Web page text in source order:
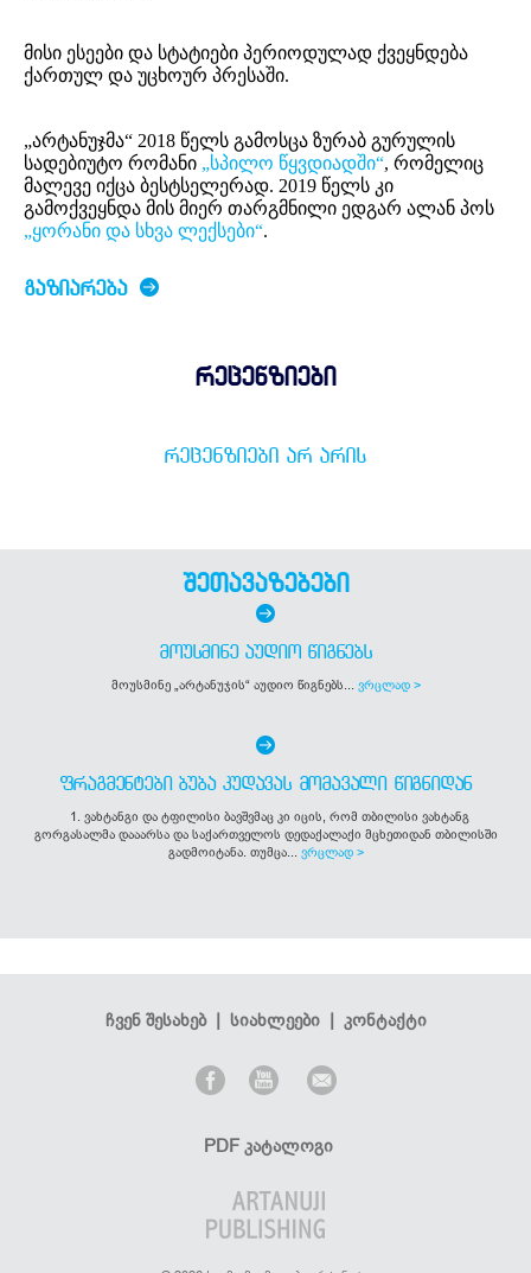
მისი ესეები და სტატიები პერიოდულად ქვეყნდება
ქართულ და უცხოურ პრესაში.
„არტანუჯმა“ 2018 წელს გამოსცა ზურაბ გურულის
სადებიუტო რომანი „სპილო წყვდიადში“, რომელიც
მალევე იქცა ბესტსელერად. 2019 წელს კი
გამოქვეყნდა მის მიერ თარგმნილი ედგარ ალან პოს
„ყორანი და სხვა ლექსები“.
ᲒᲐᲖᲘᲐᲠᲔᲑᲐ
რეცენზიები
ᲠᲔᲪᲔᲜᲖᲘᲔᲑᲘ ᲐᲠ ᲐᲠᲘᲡ
შეთავაზებები
ᲛᲝᲣᲡᲛᲘᲜᲔ ᲐᲣᲓᲘᲝ ᲬᲘᲒᲜᲔᲑᲡ
მოუსმინე „არტანუჯის“ აუდიო წიგნებს... ვრცლად >
ᲤᲠᲐᲒᲛᲔᲜᲢᲔᲑᲘ ᲑᲣᲑᲐ ᲙᲣᲓᲐᲕᲐᲡ ᲛᲝᲛᲐᲕᲐᲚᲘ ᲬᲘᲒᲜᲘᲓᲐᲜ
1. ვახტანგი და ტფილისი ბავშვმაც კი იცის, რომ თბილისი ვახტანგ
გორგასალმა დააარსა და საქართველოს დედაქალაქი მცხეთიდან თბილისში
გადმოიტანა. თუმცა... ვრცლად >
ჩვენ შესახებ| სიახლეები| კონტაქტი
PDF კატალოგი